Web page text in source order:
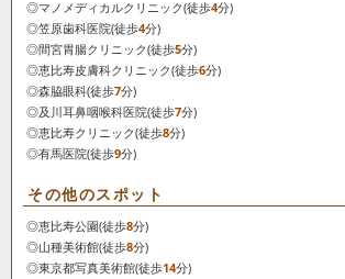
◎マノメディカルクリニック(徒歩4分)
◎笠原歯科医院(徒歩4分)
◎間宮胃腸クリニック(徒歩5分)
◎恵比寿皮膚科クリニック(徒歩6分)
◎森脇眼科(徒歩7分)
◎及川耳鼻咽喉科医院(徒歩7分)
◎恵比寿クリニック(徒歩8分)
◎有馬医院(徒歩9分)
その他のスポット
◎恵比寿公園(徒歩8分)
◎山種美術館(徒歩8分)
◎東京都写真美術館(徒歩14分)